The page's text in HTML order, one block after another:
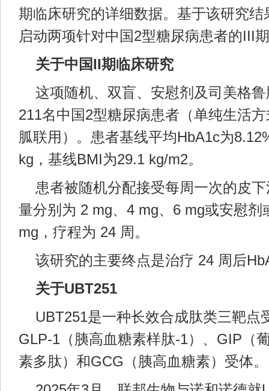
期临床研究的详细数据。基于该研究结
启动两项针对中国2型糖尿病患者的III
关于中国II期临床研究
这项随机、双盲、安慰剂及司美格
211名中国2型糖尿病患者（单纯生活
胍联用）。患者基线平均HbA1c为
kg，基线BMI为29.1 kg/m2。
患者被随机分配接受每周一次的皮
量分别为 2 mg、4 mg、6 mg或安慰剂
mg，疗程为 24 周。
该研究的主要终点是治疗 24 周后
关于UBT251
UBT251是一种长效合成肽类三靶点
GLP-1（胰高血糖素样肽-1）、GIP（
素多肽）和GCG（胰高血糖素）受体。